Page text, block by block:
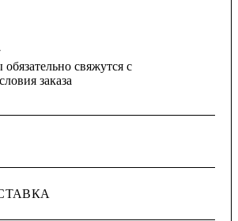
свяжутся с
заказа